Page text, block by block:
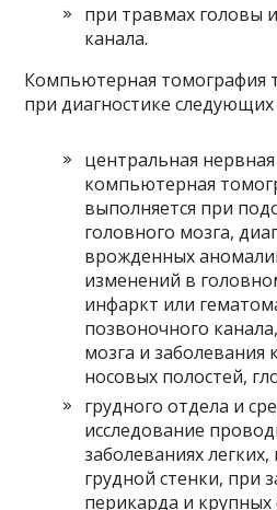
при травмах головы
канала.
Компьютерная томография
при диагностике следующих
центральная нервная
компьютерная
выполняется при
головного мозга,
врожденных
изменений в
инфаркт или
позвоночного
мозга и заболевания
носовых полостей,
грудного отдела и
исследование
заболеваниях
грудной стенки, при
перикарда и крупных